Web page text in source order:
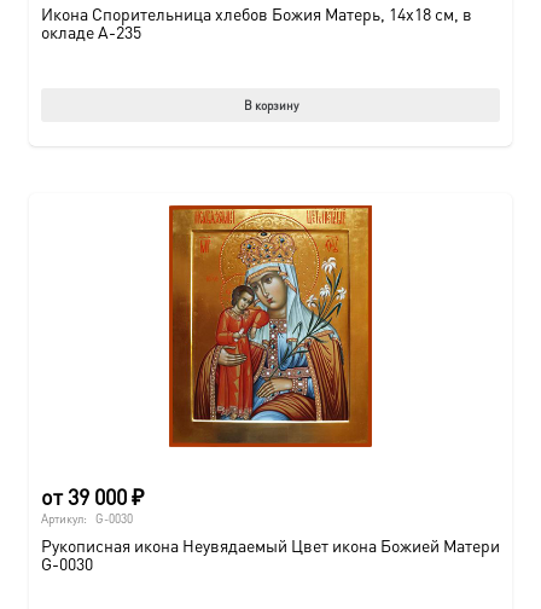
Икона Спорительница хлебов Божия Матерь, 14х18 см, в
окладе A-235
В корзину
от39 000₽
Артикул: G-0030
Рукописная икона Неувядаемый Цвет икона Божией Матери
G-0030